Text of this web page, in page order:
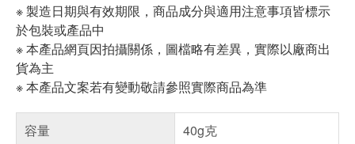
※ 製造日期與有效期限，商品成分與適用注意事項皆標示
於包裝或產品中
※ 本產品網頁因拍攝關係，圖檔略有差異，實際以廠商出
貨為主
※ 本產品文案若有變動敬請參照實際商品為準
容量
40g克